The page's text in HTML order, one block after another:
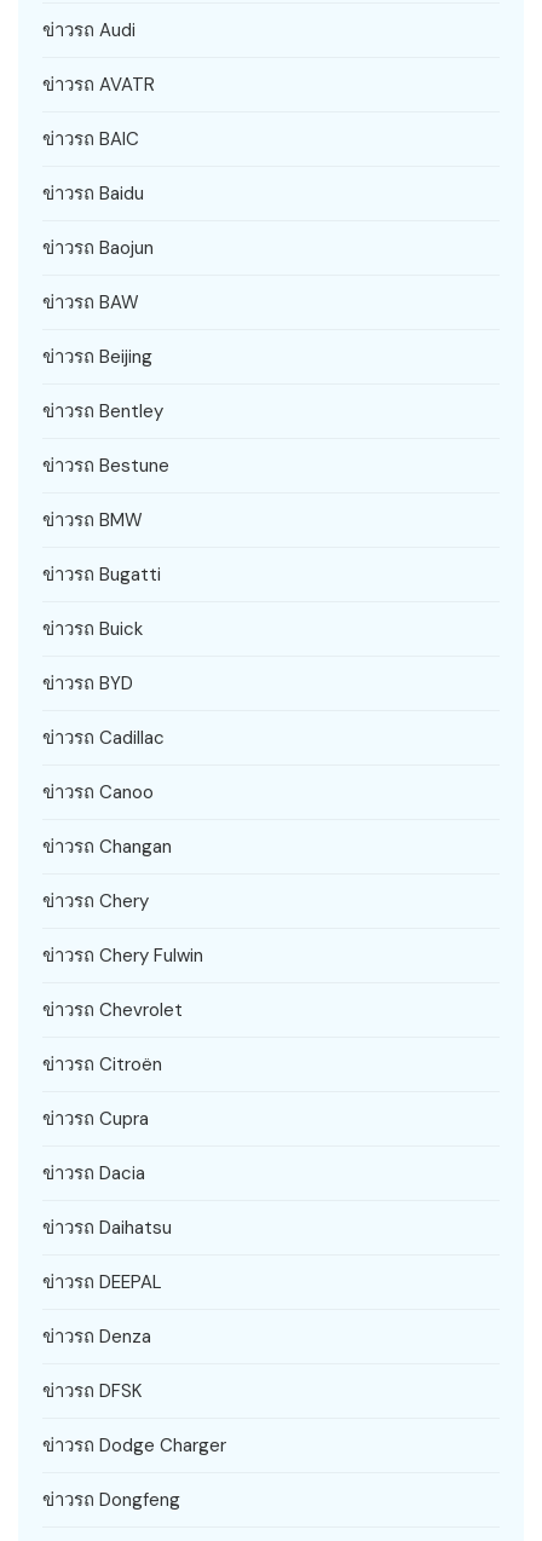
ข่าวรถ Audi
ข่าวรถ AVATR
ข่าวรถ BAIC
ข่าวรถ Baidu
ข่าวรถ Baojun
ข่าวรถ BAW
ข่าวรถ Beijing
ข่าวรถ Bentley
ข่าวรถ Bestune
ข่าวรถ BMW
ข่าวรถ Bugatti
ข่าวรถ Buick
ข่าวรถ BYD
ข่าวรถ Cadillac
ข่าวรถ Canoo
ข่าวรถ Changan
ข่าวรถ Chery
ข่าวรถ Chery Fulwin
ข่าวรถ Chevrolet
ข่าวรถ Citroën
ข่าวรถ Cupra
ข่าวรถ Dacia
ข่าวรถ Daihatsu
ข่าวรถ DEEPAL
ข่าวรถ Denza
ข่าวรถ DFSK
ข่าวรถ Dodge Charger
ข่าวรถ Dongfeng